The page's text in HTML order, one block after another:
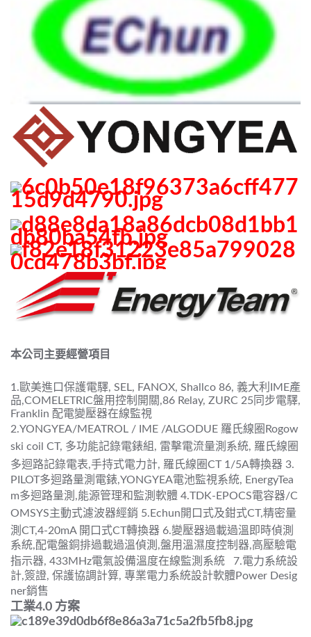
本公司主要經營項目
1.歐美進口保護電驛, SEL, FANOX, Shallco 86, 義大利IME產
品,COMELETRIC盤用控制開關,86 Relay, ZURC 25同步電驛,
Franklin 配電變壓器在線監視
2.YONGYEA/MEATROL / IME /ALGODUE 羅氏線圈Rogow
ski coil CT, 多功能記錄電錶組, 雷擊電流量測系統, 羅氏線圈
多迴路記錄電表,手持式電力計, 羅氏線圈CT 1/5A轉換器 3.
PILOT多迴路量測電錶,YONGYEA電池監視系統, EnergyTea
m多迴路量測,能源管理和監測軟體 4.TDK-EPOCS電容器/C
OMSYS主動式濾波器經銷 5.Echun開口式及鉗式CT,精密量
測CT,4-20mA 開口式CT轉換器 6.變壓器過載過溫即時偵測
系統,配電盤銅排過載過溫偵測,盤用溫濕度控制器,高壓驗電
指示器, 433MHz電氣設備溫度在線監測系統
7.電力系統設
計,簽證, 保護協調計算, 專業電力系統設計軟體Power Desig
ner銷售
工業4.0 方案